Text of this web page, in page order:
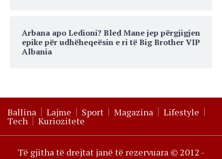
Arbana apo Ledioni? Bled Mane jep përgjigjen
epike për udhëheqeësin e ri të Big Brother VIP
Albania
Ballina Lajme Sport Magazina Lifestyle
Tech Kuriozitete
Të gjitha të drejtat janë të rezervuara © 2012 -